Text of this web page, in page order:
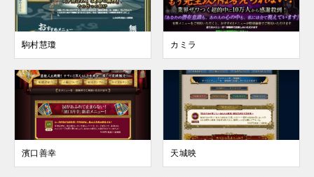
駒村慧瓊 カミラ
濱口善幸 天城映